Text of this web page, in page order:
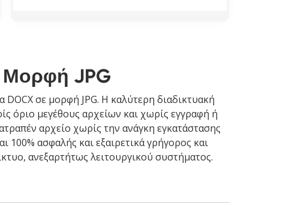
Μορφή JPG
σε μορφή JPG. Η καλύτερη διαδικτυακή
όριο μεγέθους αρχείων και χωρίς εγγραφή ή
αρχείο χωρίς την ανάγκη εγκατάστασης
ασφαλής και εξαιρετικά γρήγορος και
ανεξαρτήτως λειτουργικού συστήματος.